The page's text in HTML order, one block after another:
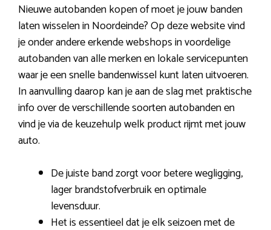
Nieuwe autobanden kopen of moet je jouw banden
laten wisselen in Noordeinde? Op deze website vind
je onder andere erkende webshops in voordelige
autobanden van alle merken en lokale servicepunten
waar je een snelle bandenwissel kunt laten uitvoeren.
In aanvulling daarop kan je aan de slag met praktische
info over de verschillende soorten autobanden en
vind je via de keuzehulp welk product rijmt met jouw
auto.
De juiste band zorgt voor betere wegligging,
lager brandstofverbruik en optimale
levensduur.
Het is essentieel dat je elk seizoen met de